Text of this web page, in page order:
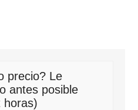
precio? Le
antes posible
horas)